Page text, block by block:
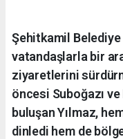
Şehitkamil Belediye
vatandaşlarla bir
ziyaretlerini
öncesi Suboğazı
buluşan Yılmaz,
dinledi hem de